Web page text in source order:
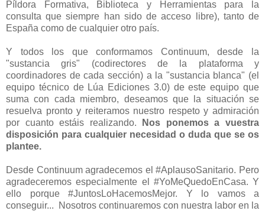
Píldora Formativa, Biblioteca y Herramientas para la
consulta que siempre han sido de acceso libre), tanto de
España como de cualquier otro país.
Y todos los que conformamos Continuum, desde la
"sustancia gris" (codirectores de la plataforma y
coordinadores de cada sección) a la "sustancia blanca" (el
equipo técnico de Lúa Ediciones 3.0) de este equipo que
suma con cada miembro, deseamos que la situación se
resuelva pronto y reiteramos nuestro respeto y admiración
por cuanto estáis realizando.
Nos ponemos a vuestra
disposición para cualquier necesidad o duda que se os
plantee.
Desde Continuum agradecemos el #AplausoSanitario. Pero
agradeceremos especialmente el #YoMeQuedoEnCasa. Y
ello porque #JuntosLoHacemosMejor. Y lo vamos a
conseguir... Nosotros continuaremos con nuestra labor en la